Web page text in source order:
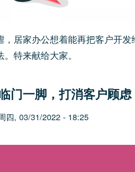
，居家办公想着能再把客户开
特来献给大家。
门一脚，打消客户顾
四, 03/31/2022 - 18:25